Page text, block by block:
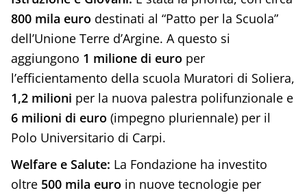
800 mila euro destinati al “Patto per la Scuola”
dell’Unione Terre d’Argine. A questo si
aggiungono 1 milione di euro per
l’efficientamento della scuola Muratori di Soliera,
1,2 milioni per la nuova palestra polifunzionale e
6 milioni di euro (impegno pluriennale) per il
Polo Universitario di Carpi.
Welfare e Salute: La Fondazione ha investito
oltre 500 mila euro in nuove tecnologie per